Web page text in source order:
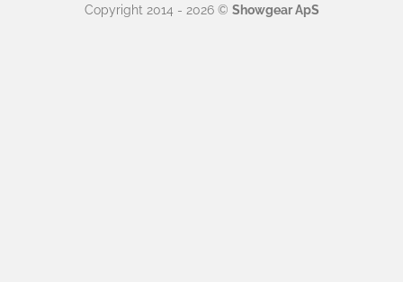
Copyright 2014 - 2026 © Showgear ApS